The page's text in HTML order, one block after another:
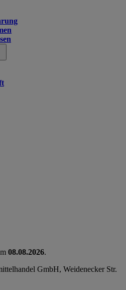
08.08.2026.
GmbH, Weidenecker Str.